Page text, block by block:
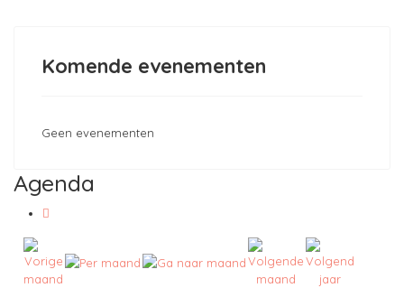
Komende evenementen
Geen evenementen
Agenda